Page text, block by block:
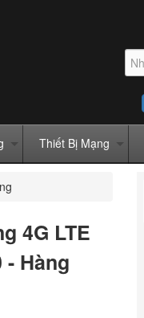
Thiết Bị Mạng
4G LTE
- Hàng